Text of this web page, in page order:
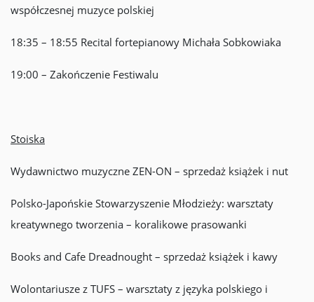
współczesnej muzyce polskiej
18:35 – 18:55 Recital fortepianowy Michała Sobkowiaka
19:00 – Zakończenie Festiwalu
Stoiska
Wydawnictwo muzyczne ZEN-ON – sprzedaż książek i nut
Polsko-Japońskie Stowarzyszenie Młodzieży: warsztaty
kreatywnego tworzenia – koralikowe prasowanki
Books and Cafe Dreadnought – sprzedaż książek i kawy
Wolontariusze z TUFS – warsztaty z języka polskiego i